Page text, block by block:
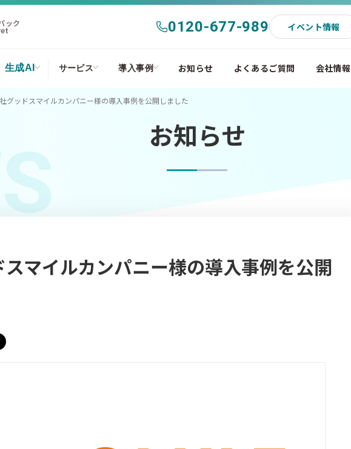
ック 0120-677-989 イベント情報
生成AI サービス 導入事例 お知らせ よくあるご質問 会社情報
グッドスマイルカンパニー様の導入事例を公開しました
お知らせ
マイルカンパニー様の導入事例を公開